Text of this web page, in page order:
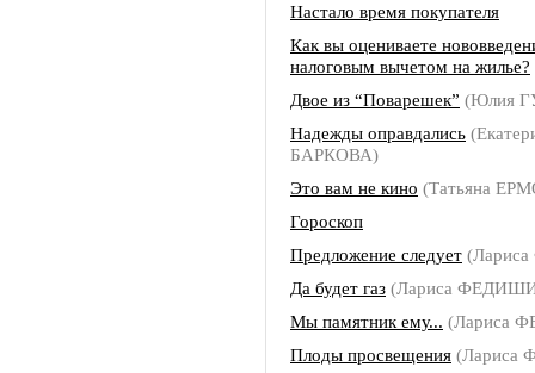
Настало время покупателя
Как вы оцениваете
налоговым вычетом на жилье?
Двое из “Поварешек” (Юлия
Надежды оправдались
БАРКОВА)
Это вам не кино (Татьяна
Гороскоп
Предложение следует
Да будет газ (Лариса
Мы памятник ему... (Лариса
Плоды просвещения